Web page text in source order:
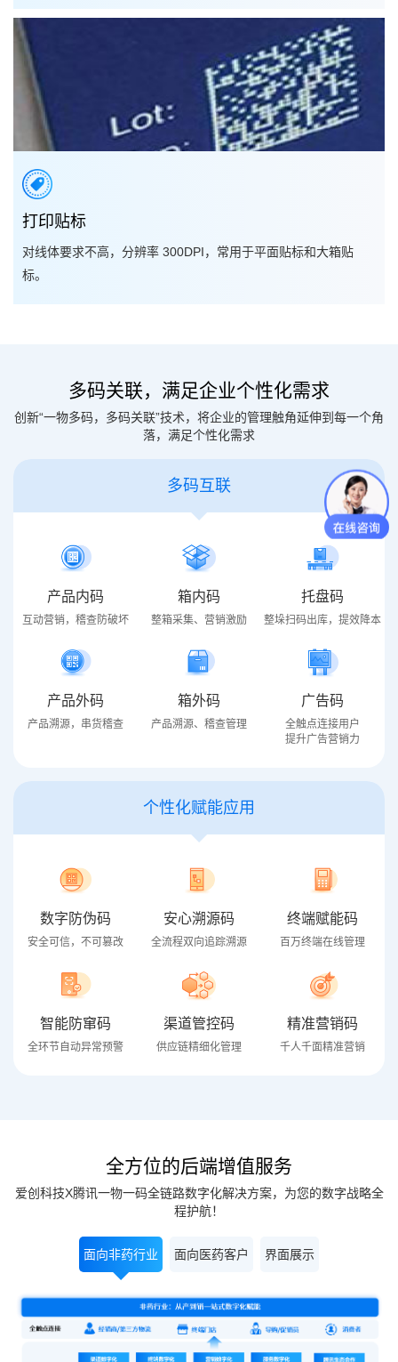
打印贴标
对线体要求不高，分辨率 300DPI，常用于平面贴标和大箱贴
标。
多码关联，满足企业个性化需求
创新“一物多码，多码关联”技术，将企业的管理触角延伸到每一个角
落，满足个性化需求
多码互联
产品内码
互动营销，稽查防破坏
箱内码
整箱采集、营销激励
托盘码
整垛扫码出库，提效降本
产品外码
产品溯源，串货稽查
箱外码
产品溯源、稽查管理
广告码
全触点连接用户
提升广告营销力
个性化赋能应用
数字防伪码
安全可信，不可篡改
安心溯源码
全流程双向追踪溯源
终端赋能码
百万终端在线管理
智能防窜码
全环节自动异常预警
渠道管控码
供应链精细化管理
精准营销码
千人千面精准营销
全方位的后端增值服务
爱创科技X腾讯一物一码全链路数字化解决方案，为您的数字战略全
程护航！
面向非药行业 面向医药客户 界面展示